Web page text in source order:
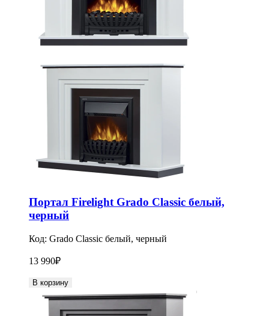
Портал Firelight Grado Classic белый,
черный
Код: Grado Classic белый, черный
13 990₽
В корзину